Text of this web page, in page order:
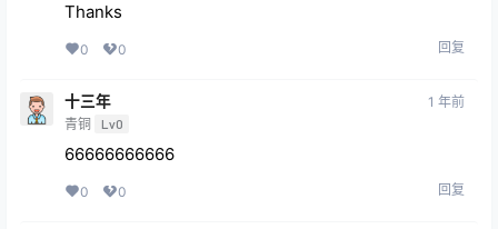
Thanks
0 0 回复
十三年
青铜 Lv0
1 年前
66666666666
0 0 回复